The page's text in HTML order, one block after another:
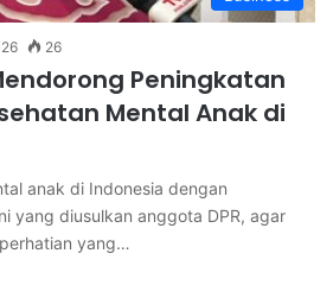
26
Peningkatan
Mental Anak di
anak di Indonesia dengan
yang diusulkan anggota DPR, agar
yang…